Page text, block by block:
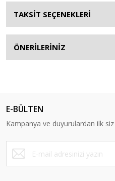
TAKSİT SEÇENEKLERİ
ÖNERİLERİNİZ
E-BÜLTEN
Kampanya ve duyurulardan ilk